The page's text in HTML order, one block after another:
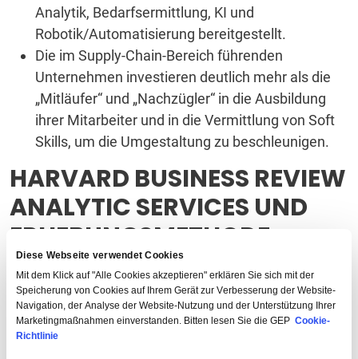
Diese Webseite verwendet Cookies
Mit dem Klick auf "Alle Cookies akzeptieren" erklären Sie sich mit der
Speicherung von Cookies auf Ihrem Gerät zur Verbesserung der Website-
Navigation, der Analyse der Website-Nutzung und der Unterstützung Ihrer
Marketingmaßnahmen einverstanden. Bitten lesen Sie die GEP Cookie-
Richtlinie
Analytik, Bedarfsermittlung, KI und
Robotik/Automatisierung bereitgestellt.
Die im Supply-Chain-Bereich führenden
Unternehmen investieren deutlich mehr als die
„Mitläufer“ und „Nachzügler“ in die Ausbildung
ihrer Mitarbeiter und in die Vermittlung von Soft
Skills, um die Umgestaltung zu beschleunigen.
HARVARD BUSINESS REVIEW
ANALYTIC SERVICES UND
ERHEBUNGSMETHODE
HBR Analytic Services ist eine unabhängige
kommerzielle Forschungseinheit innerhalb von HBR,
die Forschung und vergleichende Analysen
durchführt. Die Umfragen werden mit dem HBR